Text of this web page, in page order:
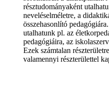
résztudományaként
neveléselméletre, a
összehasonlító
utalhatunk pl. az
pedagógiáira, az
Ezek számtalan
valamennyi részterülettel